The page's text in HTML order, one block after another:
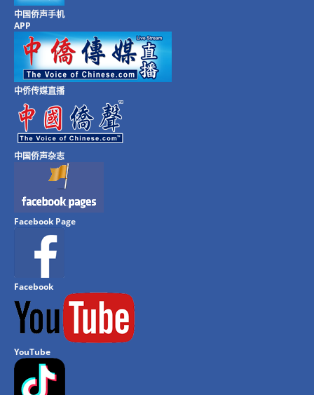
中国侨声手机
APP
中侨传媒直播
中国侨声杂志
Facebook Page
Facebook
YouTube